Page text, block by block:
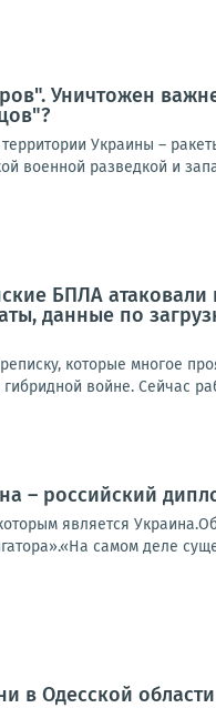
Уничтожен
Украины –
военной разведкой и
БПЛА
данные по
которые многое
войне. Сейчас
– российский
является
самом деле
в Одесской области